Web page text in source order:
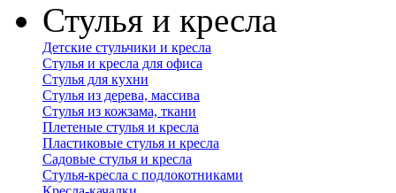
Стулья и кресла
Детские стульчики и кресла
Стулья и кресла для офиса
Стулья для кухни
Стулья из дерева, массива
Стулья из кожзама, ткани
Плетеные стулья и кресла
Пластиковые стулья и кресла
Садовые стулья и кресла
Стулья-кресла с подлокотниками